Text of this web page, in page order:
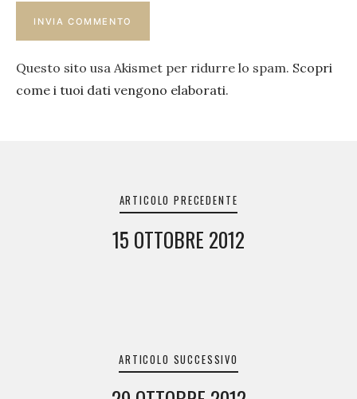
Questo sito usa Akismet per ridurre lo spam. Scopri
come i tuoi dati vengono elaborati.
ARTICOLO PRECEDENTE
15 OTTOBRE 2012
ARTICOLO SUCCESSIVO